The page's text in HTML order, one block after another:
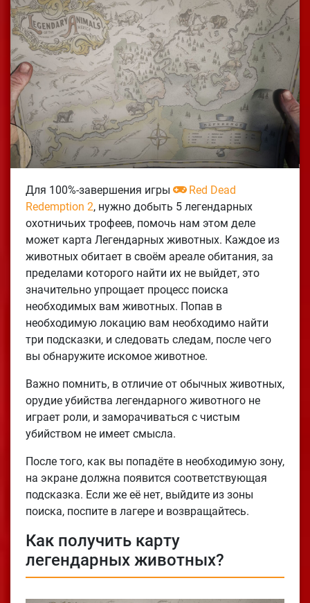
Для 100%-завершения игры
Red Dead
Redemption 2, нужно добыть 5 легендарных
охотничьих трофеев, помочь нам этом деле
может карта Легендарных животных. Каждое из
животных обитает в своём ареале обитания, за
пределами которого найти их не выйдет, это
значительно упрощает процесс поиска
необходимых вам животных. Попав в
необходимую локацию вам необходимо найти
три подсказки, и следовать следам, после чего
вы обнаружите искомое животное.
Важно помнить, в отличие от обычных животных,
орудие убийства легендарного животного не
играет роли, и заморачиваться с чистым
убийством не имеет смысла.
После того, как вы попадёте в необходимую зону,
на экране должна появится соответствующая
подсказка. Если же её нет, выйдите из зоны
поиска, поспите в лагере и возвращайтесь.
Как получить карту
легендарных животных?